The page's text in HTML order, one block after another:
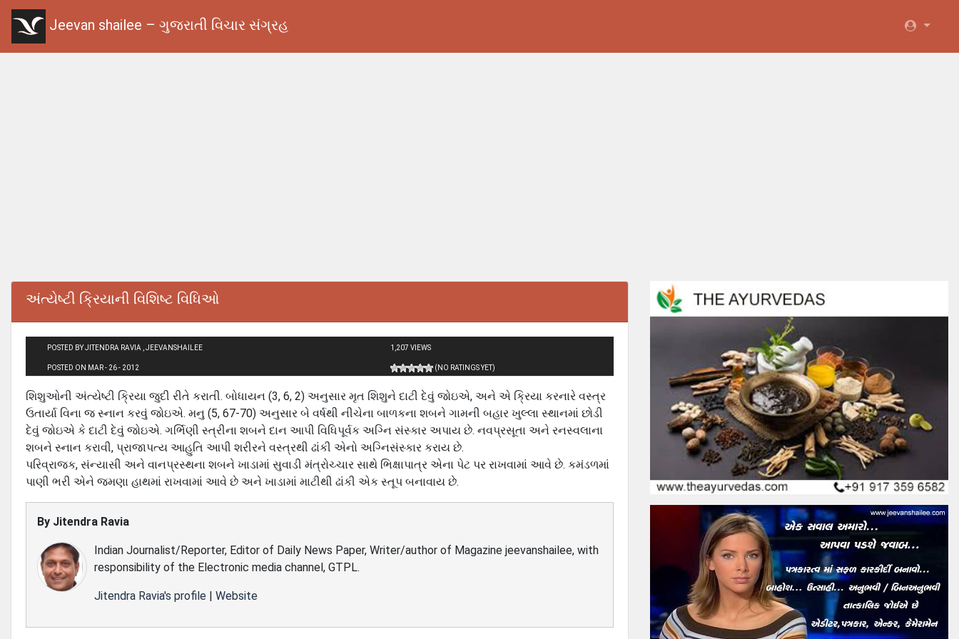
Jeevan shailee – ગુજરાતી વિચાર સંગ્રહ
અંત્યેષ્‍ટી ક્રિયાની વિશિષ્‍ટ વિધિઓ
POSTED BY JITENDRA RAVIA , JEEVANSHAILEE
POSTED ON MAR - 26 - 2012
1,207 VIEWS
(NO RATINGS YET)
શિશુઓની અંત્યેષ્‍ટી ક્રિયા જુદી રીતે કરાતી. બોધાયન (3, 6, 2) અનુસાર મૃત શિશુને દાટી દેવું જોઇએ, અને એ ક્રિયા કરનારે વસ્‍ત્ર
ઉતાર્યા વિના જ સ્‍નાન કરવું જોઇએ. મનુ (5, 67-70) અનુસાર બે વર્ષથી નીચેના બાળકના શબને ગામની બહાર ખુલ્‍લા સ્‍થાનમાં છોડી
દેવું જોઇએ કે દાટી દેવું જોઇએ. ગર્ભિણી સ્‍ત્રીના શબને દાન આપી વિધિપૂર્વક અગ્નિ સંસ્‍કાર અપાય છે. નવપ્રસૂતા અને રનસ્‍વલાના
શબને સ્‍નાન કરાવી, પ્રાજાપત્‍ય આહુતિ આપી શરીરને વસ્‍ત્રથી ઢાંકી એનો અગ્નિસંસ્‍કાર કરાય છે.
પરિવ્રાજક, સંન્‍યાસી અને વાનપ્રસ્‍થના શબને ખાડામાં સુવાડી મંત્રોચ્‍ચાર સાથે ભિક્ષાપાત્ર એના પેટ પર રાખવામાં આવે છે. કમંડળમાં
પાણી ભરી એને જમણા હાથમાં રાખવામાં આવે છે અને ખાડામાં માટીથી ઢાંકી એક સ્‍તૂપ બનાવાય છે.
By Jitendra Ravia
Indian Journalist/Reporter, Editor of Daily News Paper, Writer/author of Magazine jeevanshailee, with
responsibility of the Electronic media channel, GTPL.
Jitendra Ravia's profile | Website